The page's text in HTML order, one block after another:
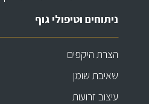
ניתוחים וטיפולי גוף
הצרת היקפים
שאיבת שומן
עיצוב זרועות